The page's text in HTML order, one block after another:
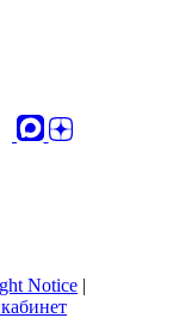
Notice |